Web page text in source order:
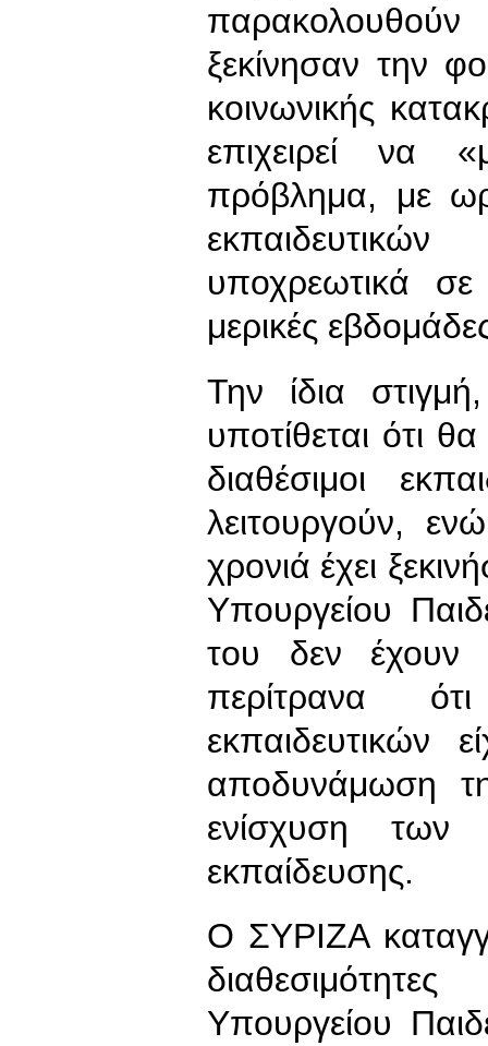
παρακολουθούν
ξεκίνησαν την
κοινωνικής
επιχειρεί να
πρόβλημα, με
υποχρεωτικά σε
μερικές
Την ίδια
υποτίθεται ότι
διαθέσιμοι
λειτουργούν,
χρονιά έχει
Υπουργείου
του δεν έχουν
περίτρανα
εκπαιδευτικών
αποδυνάμωση
ενίσχυση των
εκπαίδευσης.
Ο ΣΥΡΙΖΑ
Υπουργείου